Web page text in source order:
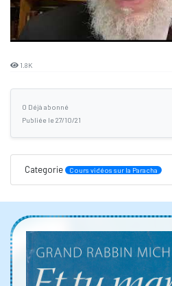
1.8K
0 Déjà abonné
Publiée le 27/10/21
Categorie Cours vidéos sur la Paracha